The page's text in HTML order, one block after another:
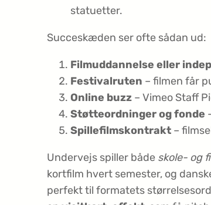
statuetter.
Succeskæden ser ofte sådan ud:
Filmuddannelse eller
Festivalruten – filmen får
Online buzz – Vimeo Staff
Støtteordninger og fonde
Spillefilms­kontrakt –
Undervejs spiller både skole- og
kortfilm hvert semester, og
perfekt til formatets